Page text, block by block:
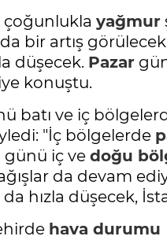
çoğunlukla yağmur
bir artış
düşecek. Pazar
konuştu.
batı ve iç
"İç bölgelerde
günü iç ve doğu
da devam
da hızla düşecek,
hava durumu